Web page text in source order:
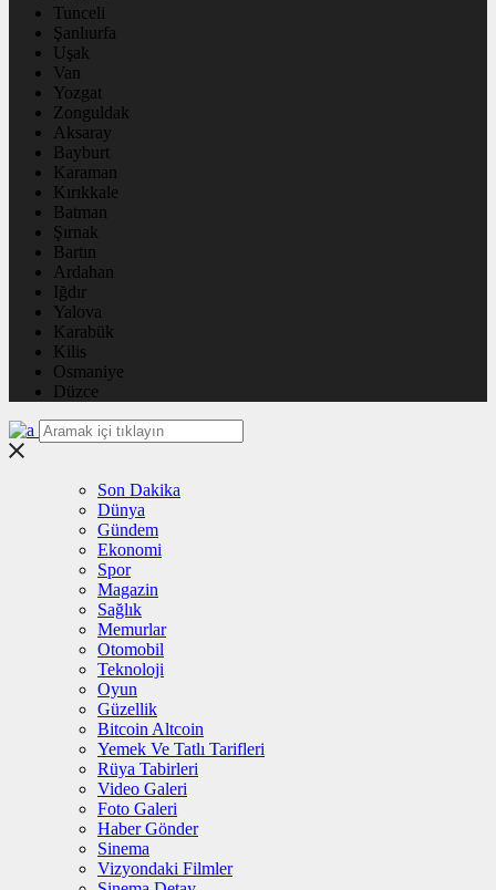
Tunceli
Şanlıurfa
Uşak
Van
Yozgat
Zonguldak
Aksaray
Bayburt
Karaman
Kırıkkale
Batman
Şırnak
Bartın
Ardahan
Iğdır
Yalova
Karabük
Kilis
Osmaniye
Düzce
Son Dakika
Dünya
Gündem
Ekonomi
Spor
Magazin
Sağlık
Memurlar
Otomobil
Teknoloji
Oyun
Güzellik
Bitcoin Altcoin
Yemek Ve Tatlı Tarifleri
Rüya Tabirleri
Video Galeri
Foto Galeri
Haber Gönder
Sinema
Vizyondaki Filmler